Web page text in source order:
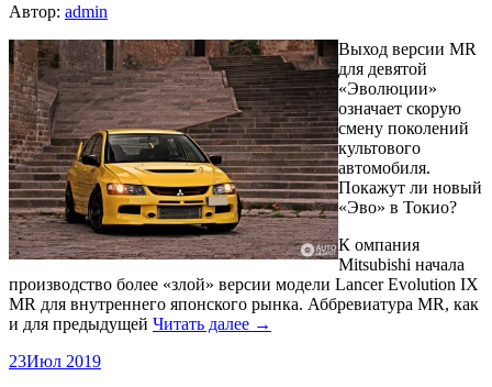
Автор: admin
Выход версии MR
для девятой
«Эволюции»
означает скорую
смену поколений
культового
автомобиля.
Покажут ли новый
«Эво» в Токио?
К омпания
Mitsubishi начала
производство более «злой» версии модели Lancer Evolution IX
MR для внутреннего японского рынка. Аббревиатура MR, как
и для предыдущей Читать далее →
23Июл 2019